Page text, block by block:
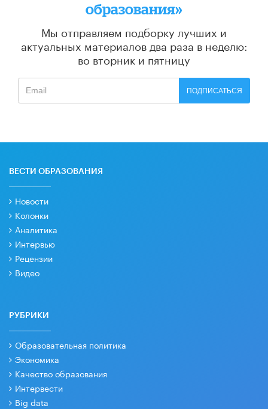
образования»
Мы отправляем подборку лучших и
актуальных материалов два раза в неделю:
во вторник и пятницу
ПОДПИСАТЬСЯ
ВЕСТИ ОБРАЗОВАНИЯ
Новости
Колонки
Аналитика
Интервью
Рецензии
Видео
РУБРИКИ
Образовательная политика
Экономика
Качество образования
Интервести
Big data